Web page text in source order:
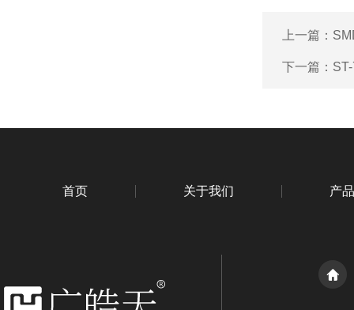
上一篇：
下一篇：
首页 关于我们 产